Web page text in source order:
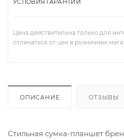
УСЛОВИЯ ГАРАНТИИ
Цена действительна только для
отличаться от цен в розничных
ОПИСАНИЕ ОТЗЫВЫ
Стильная сумка-планшет